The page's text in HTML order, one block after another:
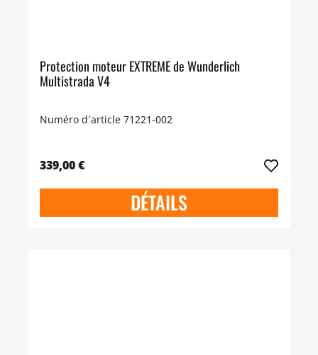
Protection moteur EXTREME de Wunderlich
Multistrada V4
Numéro d´article 71221-002
339,00 €
DÉTAILS